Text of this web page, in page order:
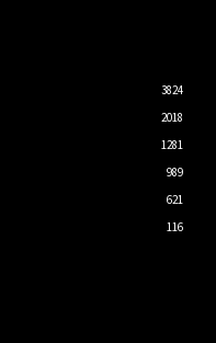
3824
2018
1281
989
621
116